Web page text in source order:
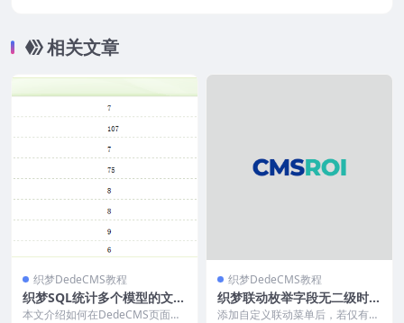
相关文章
织梦DedeCMS教程
织梦SQL统计多个模型的文档
总和
本文介绍如何在DedeCMS页面中
织梦DedeCMS教程
织梦联动枚举字段无二级时去
掉多余下拉
添加自定义联动菜单后，若仅有一